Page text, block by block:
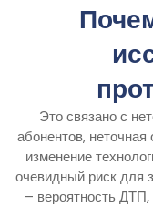
Это связано с
абонентов, неточная
изменение
очевидный риск для
– вероятность